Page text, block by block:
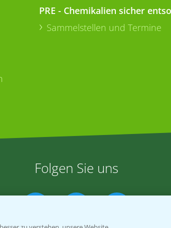
PRE - Chemikalien sicher
Sammelstellen und Termine
Folgen Sie uns